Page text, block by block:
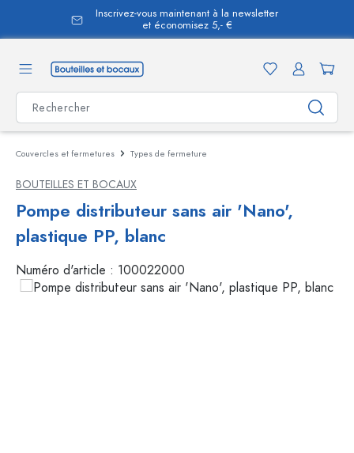
principal
Inscrivez-vous maintenant à la newsletter
et économisez 5,- €
Couvercles et fermetures Types de fermeture
BOUTEILLES ET BOCAUX
Pompe distributeur sans air 'Nano',
plastique PP, blanc
Numéro d'article : 100022000